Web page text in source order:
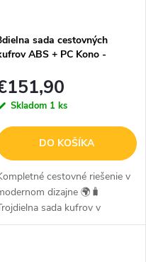
sada cestovných
ABS + PC Kono -
Skladom 1 ks
DO KOŠÍKA
cestovné riešenie v
dizajne 🌍🧳
sada kufrov v
kombinácii